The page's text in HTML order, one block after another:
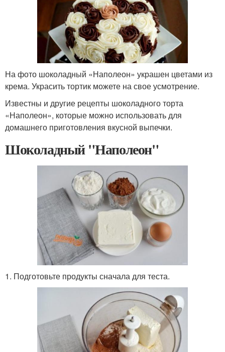
На фото шоколадный «Наполеон» украшен цветами из
крема. Украсить тортик можете на свое усмотрение.
Известны и другие рецепты шоколадного торта
«Наполеон», которые можно использовать для
домашнего приготовления вкусной выпечки.
Шоколадный "Наполеон"
1. Подготовьте продукты сначала для теста.